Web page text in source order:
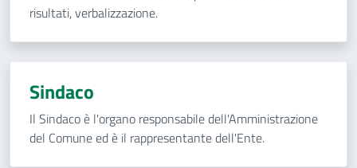
risultati, verbalizzazione.
Sindaco
Il Sindaco è l'organo responsabile dell'Amministrazione
del Comune ed è il rappresentante dell'Ente.